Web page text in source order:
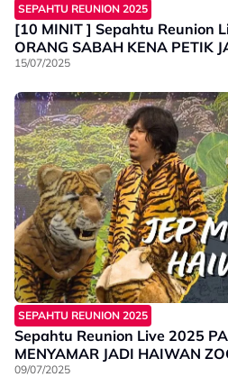
SEPAHTU REUNION 2025
[10 MINIT ] Sepahtu Reunion
ORANG SABAH KENA PETIK
15/07/2025
SEPAHTU REUNION 2025
Sepahtu Reunion Live 2025
MENYAMAR JADI HAIWAN
09/07/2025